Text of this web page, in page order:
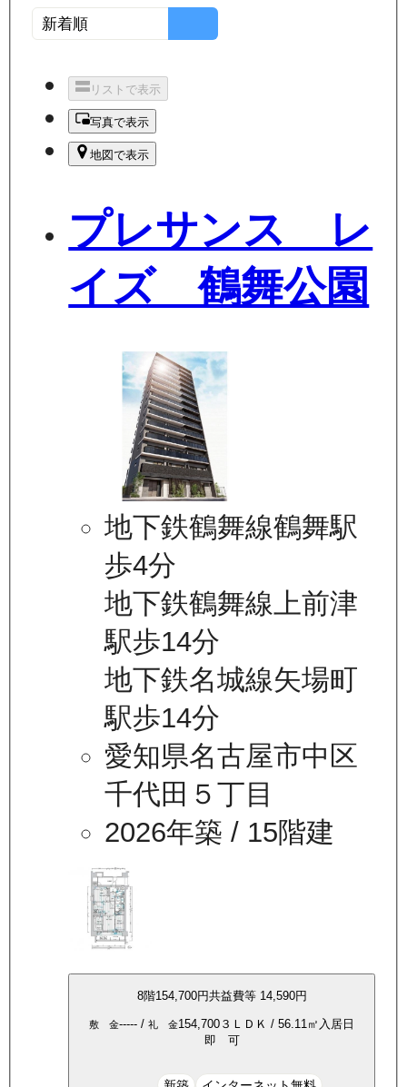
リストで表示
写真で表示
地図で表示
プレサンス レ
イズ 鶴舞公園
地下鉄鶴舞線鶴舞駅
歩4分
地下鉄鶴舞線上前津
駅歩14分
地下鉄名城線矢場町
駅歩14分
愛知県名古屋市中区
千代田５丁目
2026年築 / 15階建
8階154,700円共益費等 14,590円
敷 金----- / 礼 金154,700 ３ＬＤＫ / 56.11㎡ 入居日
即 可